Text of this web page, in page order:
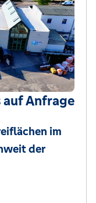
auf Anfrage
im
der